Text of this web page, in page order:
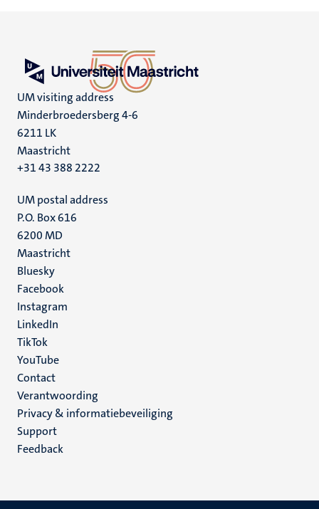
UM visiting address
Minderbroedersberg 4-6
6211 LK
Maastricht
+31 43 388 2222
UM postal address
P.O. Box 616
6200 MD
Maastricht
Social
media
Bluesky
Facebook
Instagram
LinkedIn
TikTok
YouTube
Menu
footer
(NL)
Contact
Verantwoording
Privacy & informatiebeveiliging
Support
Feedback